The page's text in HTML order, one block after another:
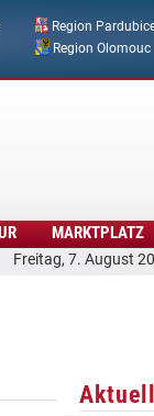
Region
Region Olomouc
Freitag, 7. August
MARKTPLATZ